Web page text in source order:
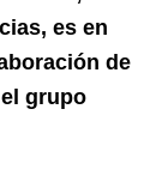
es en
de
grupo